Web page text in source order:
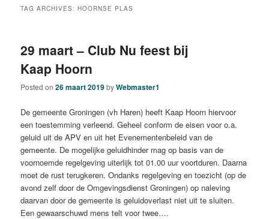
TAG ARCHIVES:HOORNSE PLAS
29 maart – Club Nu feest bij
Kaap Hoorn
Posted on26 maart 2019byWebmaster1
De gemeente Groningen (vh Haren) heeft Kaap Hoorn hiervoor
een toestemming verleend. Geheel conform de eisen voor o.a.
geluid uit de APV en uit het Evenementenbeleid van de
gemeente. De mogelijke geluidhinder mag op basis van de
voornoemde regelgeving uiterlijk tot 01.00 uur voortduren. Daarna
moet de rust terugkeren. Ondanks regelgeving en toezicht (op de
avond zelf door de Omgevingsdienst Groningen) op naleving
daarvan door de gemeente is geluidoverlast niet uit te sluiten.
Een gewaarschuwd mens telt voor twee….